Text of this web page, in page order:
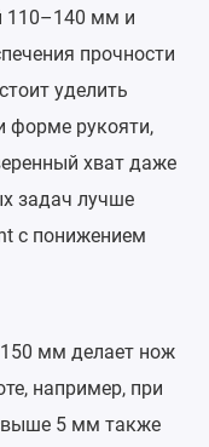
110–140 мм и
прочности
уделить
форме рукояти,
хват даже
задач лучше
с понижением
мм делает нож
например, при
5 мм также